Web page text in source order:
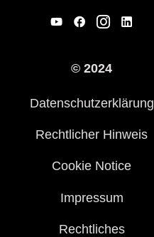
© 2024
Datenschutzerklärung
Rechtlicher Hinweis
Cookie Notice
Impressum
Rechtliches